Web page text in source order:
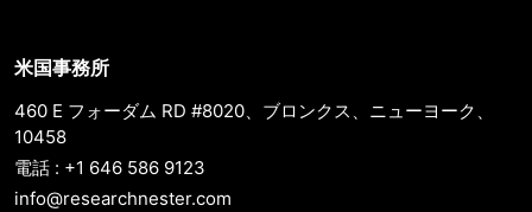
米国事務所
460 E フォーダム RD #8020、ブロンクス、ニューヨーク、
10458
電話 : +1 646 586 9123
info@researchnester.com